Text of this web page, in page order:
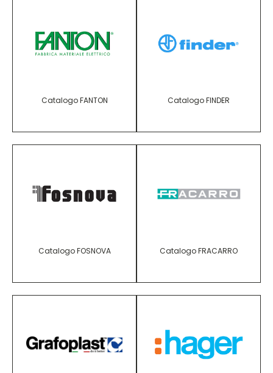
Catalogo FANTON Catalogo FINDER
Catalogo FOSNOVA Catalogo FRACARRO